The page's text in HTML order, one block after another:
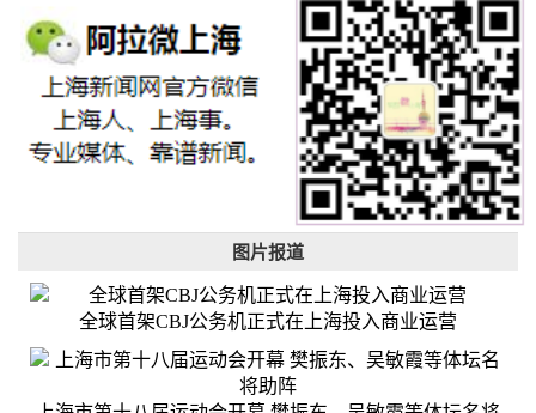
图片报道
全球首架CBJ公务机正式在上海投入商业运营